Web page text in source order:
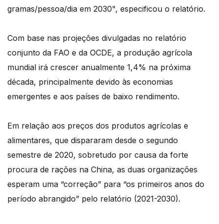
gramas/pessoa/dia em 2030", especificou o relatório.
Com base nas projeções divulgadas no relatório
conjunto da FAO e da OCDE, a produção agrícola
mundial irá crescer anualmente 1,4% na próxima
década, principalmente devido às economias
emergentes e aos países de baixo rendimento.
Em relação aos preços dos produtos agrícolas e
alimentares, que dispararam desde o segundo
semestre de 2020, sobretudo por causa da forte
procura de rações na China, as duas organizações
esperam uma “correção” para “os primeiros anos do
período abrangido” pelo relatório (2021-2030).